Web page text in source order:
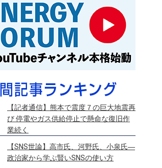
【記者通信】熊本で震度７の巨大地震再
び 停電やガス供給停止で懸命な復旧作
業続く
【SNS世論】高市氏、河野氏、小泉氏―
政治家から学ぶ賢いSNSの使い方